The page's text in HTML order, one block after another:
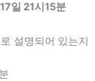
일 21시15분
설명되어 있는지